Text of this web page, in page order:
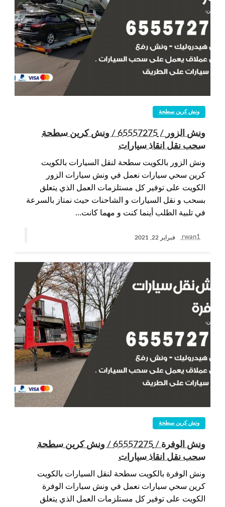
ونش كرين سطحة
ونش الزور / 65557275 / ونش كرين سطحة
سحب نقل انقاذ سيارات
ونش الزور بالكويت سطحة لنقل السيارات بالكويت
كرين سحي سيارات نعمل في ونش سيارات الزور
الكويت على توفير كل مستلزمات العمل الذي يتعلق
بسحب و نقل السيارات و الشاحنات حيث نمتاز بالسرعة
في تلبية الطلب أينما كنت و مهما كانت…
rwan1 فبراير 22, 2021
ونش كرين سطحة
ونش الوفرة / 65557275 / ونش كرين سطحة
سحب نقل انقاذ سيارات
ونش الوفرة بالكويت سطحة لنقل السيارات بالكويت
كرين سحي سيارات نعمل في ونش سيارات الوفرة
الكويت على توفير كل مستلزمات العمل الذي يتعلق